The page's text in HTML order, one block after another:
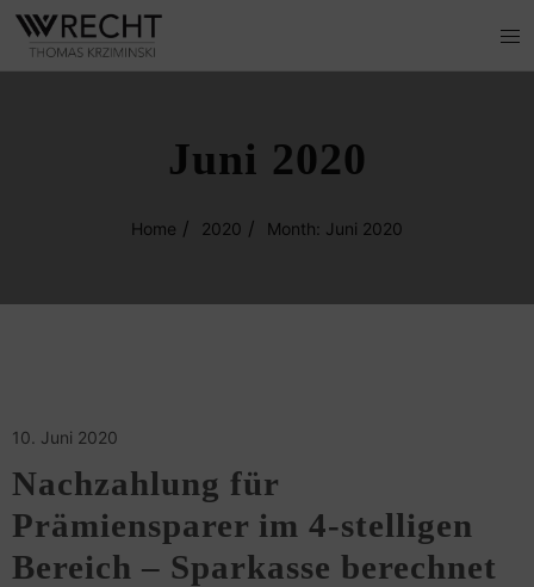
Juni 2020
Home 2020 Month: Juni 2020
10. Juni 2020
Nachzahlung für
Prämiensparer im 4-stelligen
Bereich – Sparkasse berechnet